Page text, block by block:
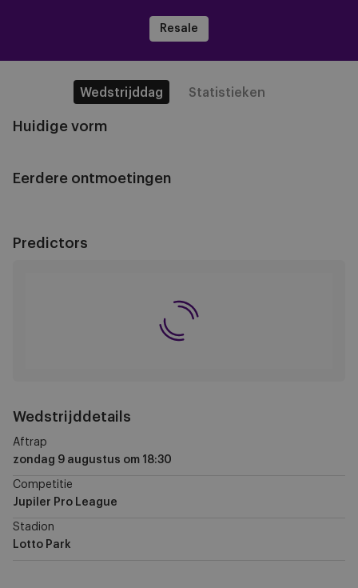
Resale
Wedstrijddag Statistieken
Huidige vorm
Eerdere ontmoetingen
Predictors
Wedstrijddetails
Aftrap
zondag 9 augustus om 18:30
Competitie
Jupiler Pro League
Stadion
Lotto Park